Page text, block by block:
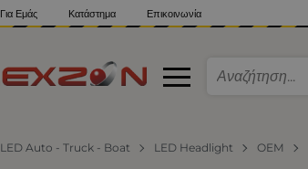
Για Εμάς Κατάστημα Επικοινωνία
LED Auto - Truck - Boat LED Headlight OEM